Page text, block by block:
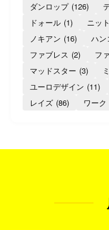
ダンロップ (126)
ドォール (1) ニッ
ノキアン (16) ハン
ファブレス (2) フ
マッドスター (3)
ユーロデザイン (11)
レイズ (86) ワーク